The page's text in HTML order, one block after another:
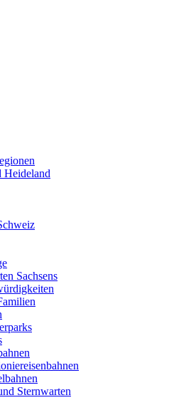
Heideland
Sachsens
Sternwarten